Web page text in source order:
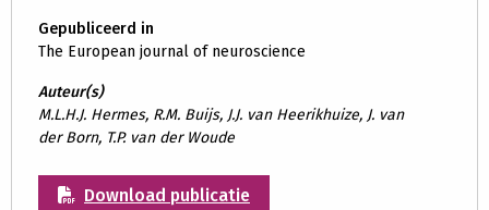
Gepubliceerd in
The European journal of neuroscience
Auteur(s)
M.L.H.J. Hermes, R.M. Buijs, J.J. van Heerikhuize, J. van
der Born, T.P. van der Woude
Download publicatie